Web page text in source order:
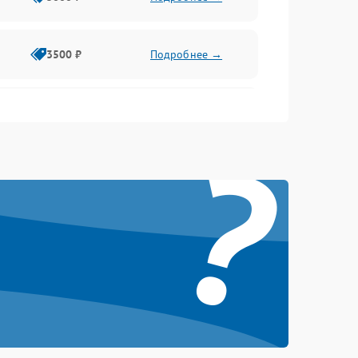
3500 ₽ Подробнее →
2000 ₽ Подробнее →
Подробнее →
Подробнее →
?